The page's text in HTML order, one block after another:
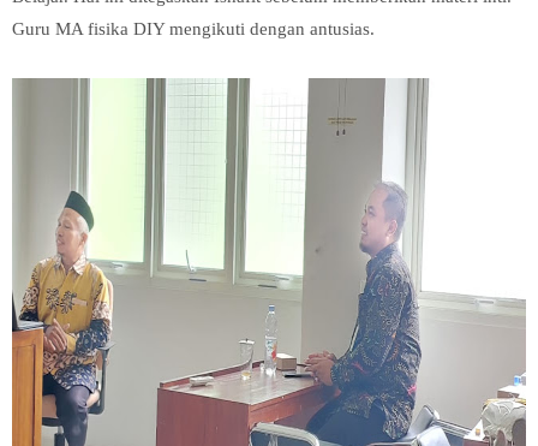
Guru MA fisika DIY mengikuti dengan antusias.